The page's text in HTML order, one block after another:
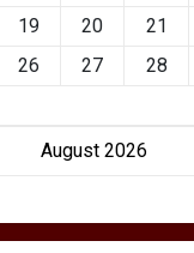
August 2026
19 20 21
26 27 28